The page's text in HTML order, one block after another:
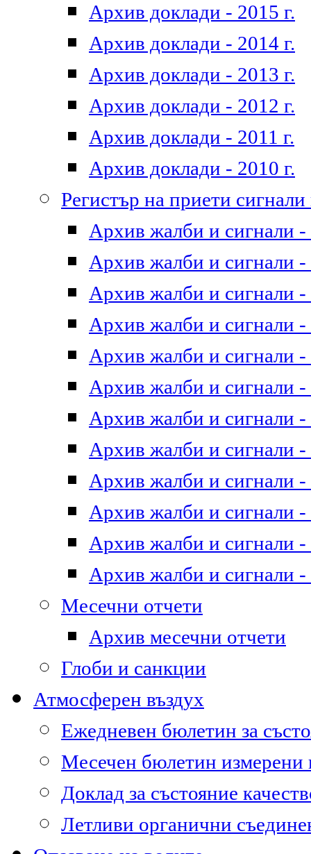
Архив доклади - 2015 г.
Архив доклади - 2014 г.
Архив доклади - 2013 г.
Архив доклади - 2012 г.
Архив доклади - 2011 г.
Архив доклади - 2010 г.
Регистър на приети
Архив жалби и сигнали -
Архив жалби и сигнали -
Архив жалби и сигнали -
Архив жалби и сигнали -
Архив жалби и сигнали -
Архив жалби и сигнали -
Архив жалби и сигнали -
Архив жалби и сигнали -
Архив жалби и сигнали -
Архив жалби и сигнали -
Архив жалби и сигнали -
Архив жалби и сигнали -
Месечни отчети
Архив месечни отчети
Глоби и санкции
Атмосферен въздух
Ежедневен бюлетин за
Месечен бюлетин
Доклад за състояние
Летливи органични